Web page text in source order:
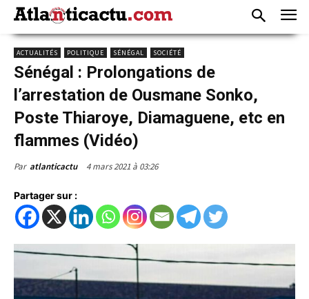
ACTUALITÉS POLITIQUE SÉNÉGAL SOCIÉTÉ
Sénégal : Prolongations de
l’arrestation de Ousmane Sonko,
Poste Thiaroye, Diamaguene, etc en
flammes (Vidéo)
Par atlanticactu 4 mars 2021 à 03:26
Partager sur :